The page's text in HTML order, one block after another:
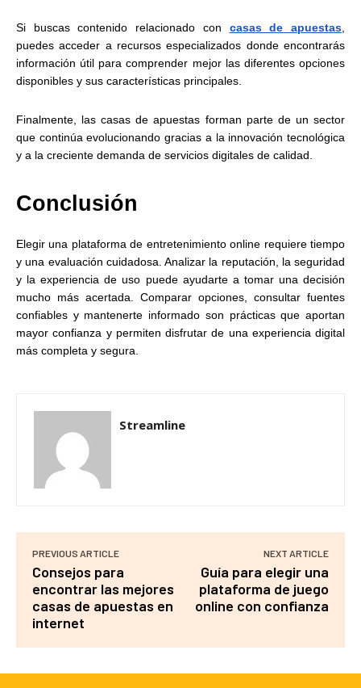
Si buscas contenido relacionado con casas de apuestas,
puedes acceder a recursos especializados donde encontrarás
información útil para comprender mejor las diferentes opciones
disponibles y sus características principales.
Finalmente, las casas de apuestas forman parte de un sector
que continúa evolucionando gracias a la innovación tecnológica
y a la creciente demanda de servicios digitales de calidad.
Conclusión
Elegir una plataforma de entretenimiento online requiere tiempo
y una evaluación cuidadosa. Analizar la reputación, la seguridad
y la experiencia de uso puede ayudarte a tomar una decisión
mucho más acertada. Comparar opciones, consultar fuentes
confiables y mantenerte informado son prácticas que aportan
mayor confianza y permiten disfrutar de una experiencia digital
más completa y segura.
Streamline
PREVIOUS ARTICLE
Consejos para
encontrar las mejores
casas de apuestas en
internet
NEXT ARTICLE
Guía para elegir una
plataforma de juego
online con confianza